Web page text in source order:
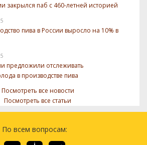
закрылся паб с 460-летней историей
пива в России выросло на 10% в
предложили отслеживать
в производстве пива
Посмотреть все новости
Посмотреть все статьи
По всем вопросам: